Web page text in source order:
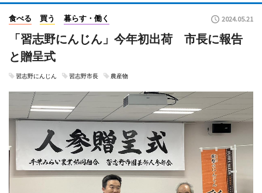
食べる 買う 暮らす・働く 2024.05.21
「習志野にんじん」今年初出荷 市長に報告
と贈呈式
習志野にんじん 習志野市長 農産物